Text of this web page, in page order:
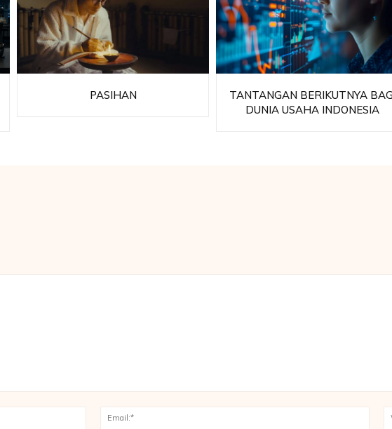
PASIHAN
TANTANGAN BERIKUTNYA
DUNIA USAHA INDONESIA
Name:*